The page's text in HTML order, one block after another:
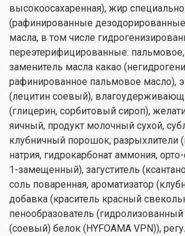
высокоосахаренная), жир
(рафинированные
масла, в том числе
переэтерифицированные:
заменитель масла какао
рафинированное пальмовое масло),
(лецитин соевый),
(глицерин, сорбитовый сироп),
яичный, продукт молочный сухой,
клубничный порошок, разрыхлители
натрия, гидрокарбонат аммония,
1-замещенный), загуститель
соль поваренная, ароматизатор
добавка (краситель красный
пенообразователь
(соевый) белок (HYFOAMA VPN)),